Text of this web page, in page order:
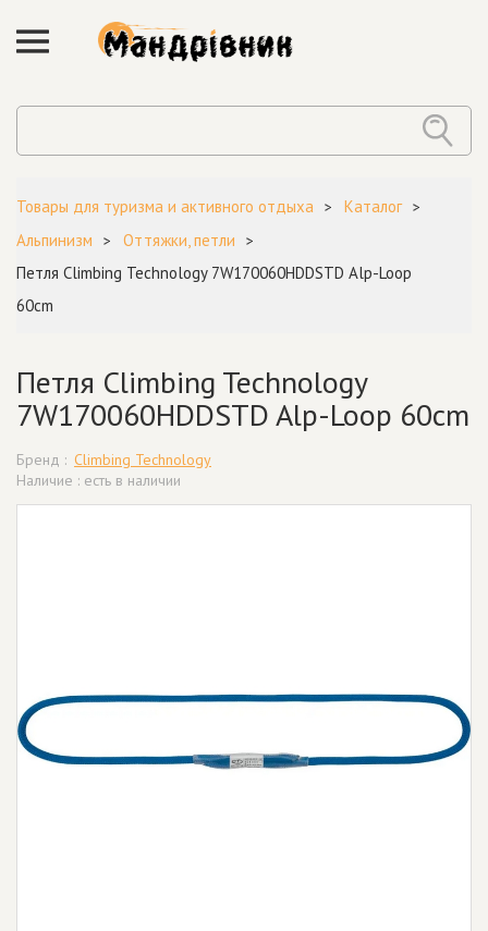
Товары для туризма и активного отдыха
Каталог
Альпинизм
Оттяжки, петли
Петля Climbing Technology 7W170060HDDSTD Alp-Loop
60cm
Петля Climbing Technology
7W170060HDDSTD Alp-Loop 60cm
Бренд : Climbing Technology
Наличие : есть в наличии